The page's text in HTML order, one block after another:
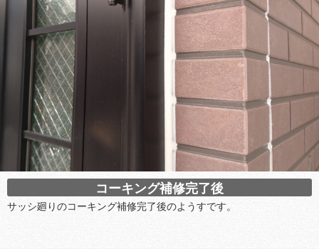
コーキング補修完了後
サッシ廻りのコーキング補修完了後のようすです。